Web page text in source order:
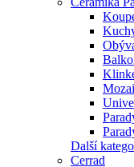
Další
Cerrad